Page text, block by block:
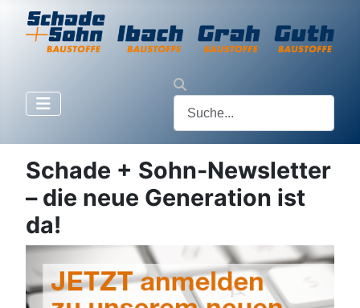
Schade + Sohn-Newsletter
– die neue Generation ist
da!